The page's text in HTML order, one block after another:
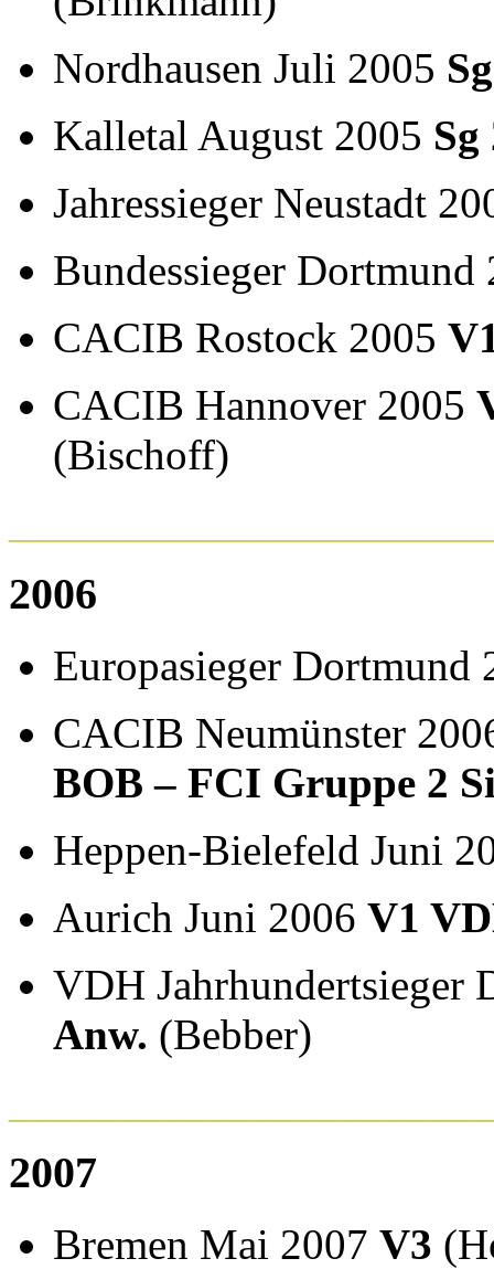
Nordhausen Juli 2005
Kalletal August 2005 Sg
Jahressieger Neustadt
Bundessieger
CACIB Rostock 2005
CACIB Hannover 2005
(Bischoff)
2006
Europasieger Dortmund
CACIB Neumünster
BOB – FCI Gruppe 2
Heppen-Bielefeld Juni
Aurich Juni 2006 V1
VDH Jahrhundertsieger
Anw. (Bebber)
2007
Bremen Mai 2007 V3